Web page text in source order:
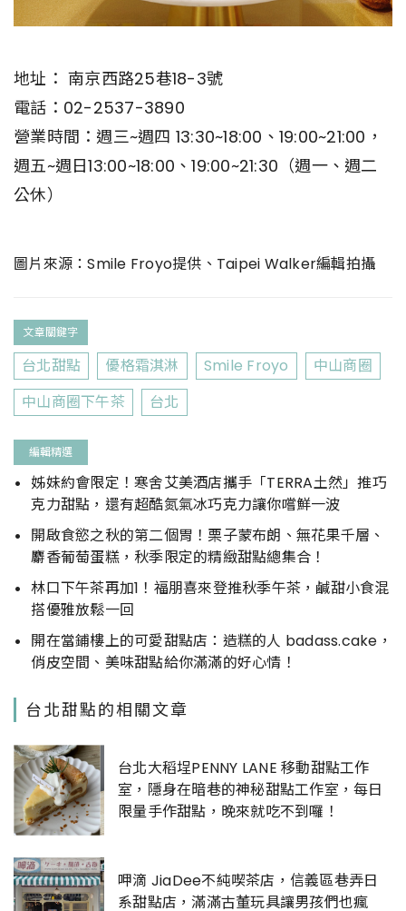
地址： 南京西路25巷18-3號​
電話：02-2537-3890
營業時間：週三~週四 13:30~18:00、19:00~21:00，
週五~週日13:00~18:00、19:00~21:30（週一、週二
公休）
圖片來源：Smile Froyo提供、Taipei Walker編輯拍攝
文章關鍵字
台北甜點 優格霜淇淋 Smile Froyo
中山商圈
中山商圈下午茶
台北
編輯精選
姊妹約會限定！寒舍艾美酒店攜手「TERRA土然」推巧
克力甜點，還有超酷氮氣冰巧克力讓你嚐鮮一波
開啟食慾之秋的第二個胃！栗子蒙布朗、無花果千層、
麝香葡萄蛋糕，秋季限定的精緻甜點總集合！
林口下午茶再加1！福朋喜來登推秋季午茶，鹹甜小食混
搭優雅放鬆一回
開在當鋪樓上的可愛甜點店：造糕的人 badass.cake，
俏皮空間、美味甜點給你滿滿的好心情！
台北甜點的相關文章
台北大稻埕PENNY LANE 移動甜點工作
室，隱身在暗巷的神秘甜點工作室，每日
限量手作甜點，晚來就吃不到囉！
呷滴 JiaDee不純喫茶店，信義區巷弄日
系甜點店，滿滿古董玩具讓男孩們也瘋